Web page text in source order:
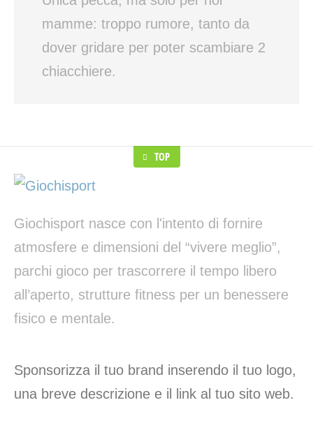
mamme: troppo rumore, tanto da
dover gridare per poter scambiare 2
chiacchiere.
TOP
Giochisport nasce con l'intento di fornire
atmosfere e dimensioni del “vivere meglio”,
parchi gioco per trascorrere il tempo libero
all’aperto, strutture fitness per un benessere
fisico e mentale.
Sponsorizza il tuo brand inserendo il tuo logo,
una breve descrizione e il link al tuo sito web.